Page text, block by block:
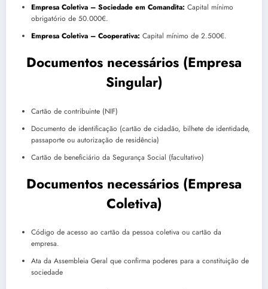
Empresa Coletiva – Sociedade em Comandita: Capital mínimo
obrigatório de 50.000€.
Empresa Coletiva – Cooperativa: Capital mínimo de 2.500€.
Documentos necessários (Empresa
Singular)
Cartão de contribuinte (NIF)
Documento de identificação (cartão de cidadão, bilhete de identidade,
passaporte ou autorização de residência)
Cartão de beneficiário da Segurança Social (facultativo)
Documentos necessários (Empresa
Coletiva)
Código de acesso ao cartão da pessoa coletiva ou cartão da
empresa.
Ata da Assembleia Geral que confirma poderes para a constituição de
sociedade